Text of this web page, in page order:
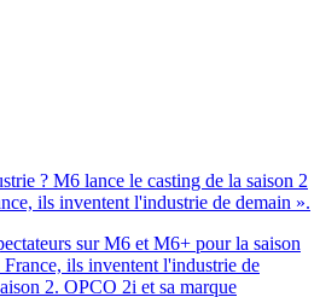
? M6 lance le casting de la saison 2
ils inventent l'industrie de demain ».
sur M6 et M6+ pour la saison
ils inventent l'industrie de
2. OPCO 2i et sa marque